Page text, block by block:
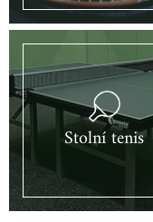
Stolní tenis